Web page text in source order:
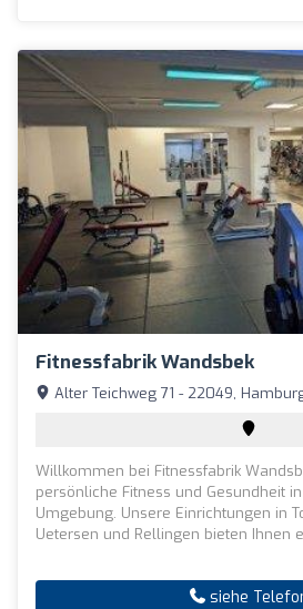
Fitnessfabrik Wandsbek
Alter Teichweg 71 - 22049,
Willkommen bei Fitnessfabrik
persönliche Fitness und Gesundheit
Umgebung. Unsere Einrichtungen in
Uetersen und Rellingen bieten Ihnen
siehe